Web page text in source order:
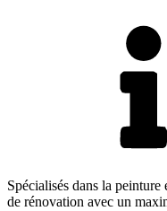
Spécialisés dans la
de rénovation avec un